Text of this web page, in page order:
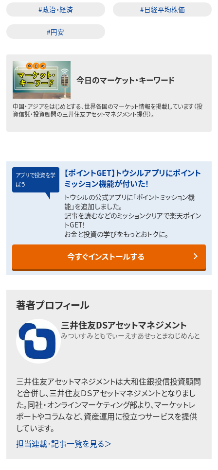
#政治・経済 #日経平均株価
#円安
今日のマーケット・キーワード
中国・アジアをはじめとする、世界各国のマーケット情報を掲載しています（投
資信託・投資顧問の三井住友アセットマネジメント提供）。
アプリで投資を学
ぼう
【ポイントGET】トウシルアプリにポイント
ミッション機能が付いた！
トウシルの公式アプリに「ポイントミッション機
能」を追加しました。
記事を読むなどのミッションクリアで楽天ポイン
トGET！
お金と投資の学びをもっとおトクに。
今すぐインストールする
著者プロフィール
三井住友DSアセットマネジメント
みついすみともでぃーえすあせっとまねじめんと
三井住友アセットマネジメントは大和住銀投信投資顧問
と合併し、三井住友ＤＳアセットマネジメントとなりまし
た。同社・オンラインマーケティング部より、マーケットレ
ポートやコラムなど、資産運用に役立つサービスを提供
しています。
担当連載･記事一覧を見る＞